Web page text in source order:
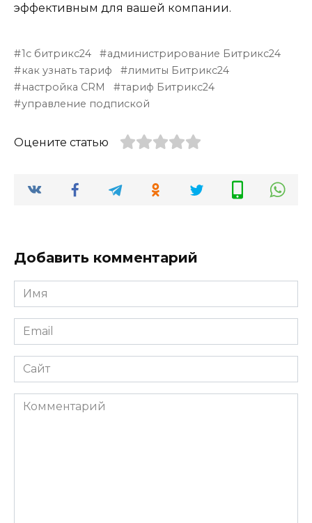
эффективным для вашей компании.
1с битрикс24
администрирование Битрикс24
как узнать тариф
лимиты Битрикс24
настройка CRM
тариф Битрикс24
управление подпиской
Оцените статью
Добавить комментарий
Имя
*
Email
*
Сайт
Комментарий